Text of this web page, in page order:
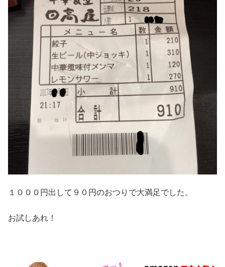
１０００円出して９０円のおつりで大満足でした。
お試しあれ！